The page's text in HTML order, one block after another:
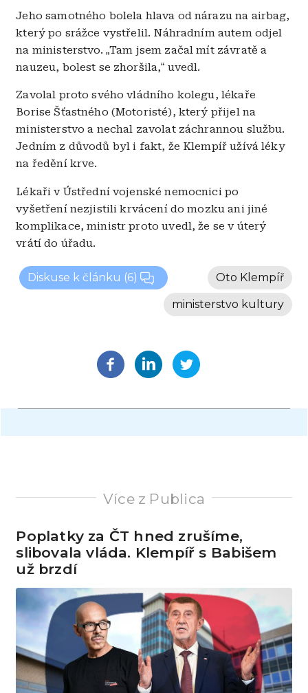
Jeho samotného bolela hlava od nárazu na airbag,
který po srážce vystřelil. Náhradním autem odjel
na ministerstvo. „Tam jsem začal mít závratě a
nauzeu, bolest se zhoršila,“ uvedl.
Zavolal proto svého vládního kolegu, lékaře
Borise Šťastného (Motoristé), který přijel na
ministerstvo a nechal zavolat záchrannou službu.
Jedním z důvodů byl i fakt, že Klempíř užívá léky
na ředění krve.
Lékaři v Ústřední vojenské nemocnici po
vyšetření nezjistili krvácení do mozku ani jiné
komplikace, ministr proto uvedl, že se v úterý
vrátí do úřadu.
Diskuse k článku (6) Oto Klempíř
ministerstvo kultury
Více z Publica
Poplatky za ČT hned zrušíme,
slibovala vláda. Klempíř s Babišem
už brzdí